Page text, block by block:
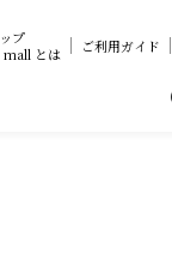
プ
とは
ご利用ガイド